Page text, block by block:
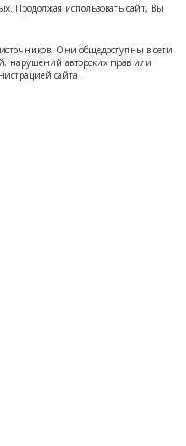
Продолжая использовать сайт, Вы
Они общедоступны в сети
нарушений авторских прав или
сайта.